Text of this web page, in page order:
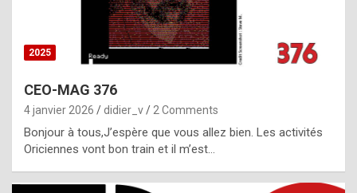
o
r
p
e
c
i
2025
CEO-MAG 376
4 janvier 2026 didier_v 2 Comments
Bonjour à tous,J’espère que vous allez bien. Les activités
Oriciennes vont bon train et il m’est…